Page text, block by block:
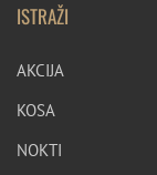
ISTRAŽI
AKCIJA
KOSA
NOKTI